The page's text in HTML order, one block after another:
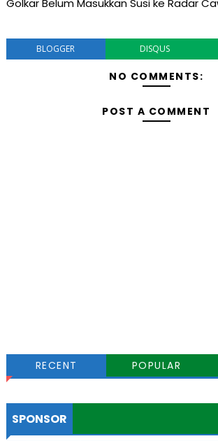
Golkar Belum Masukkan Susi ke Radar
BLOGGER DISQUS
NO COMMENTS:
POST A COMMENT
RECENT POPULAR
SPONSOR